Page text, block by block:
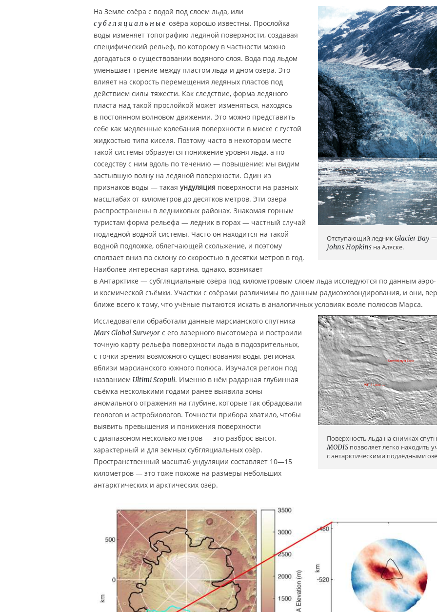
Отступающий ледникGlacier Bay —
Johns Hopkins на Аляске.
На Земле озёра с водой под слоем льда, или
субгляциальные озёра хорошо известны. Прослойка
воды изменяет топографию ледяной поверхности, создавая
специфический рельеф, по которому в частности можно
догадаться о существовании водяного слоя. Вода под льдом
уменьшает трение между пластом льда и дном озера. Это
влияет на скорость перемещения ледяных пластов под
действием силы тяжести. Как следствие, форма ледяного
пласта над такой прослойкой может изменяться, находясь
в постоянном волновом движении. Это можно представить
себе как медленные колебания поверхности в миске с густой
жидкостью типа киселя. Поэтому часто в некотором месте
такой системы образуется понижение уровня льда, а по
соседству с ним вдоль по течению — повышение: мы видим
застывшую волну на ледяной поверхности. Один из
признаков воды — такая ундуляция поверхности на разных
масштабах от километров до десятков метров. Эти озёра
распространены в ледниковых районах. Знакомая горным
туристам форма рельефа — ледник в горах — частный случай
подлёдной водной системы. Часто он находится на такой
водной подложке, облегчающей скольжение, и поэтому
сползает вниз по склону со скоростью в десятки метров в год.
Наиболее интересная картина, однако, возникает
в Антарктике — субгляциальные озёра под километровым слоем льда исследуются по данным аэро-
и космической съёмки. Участки с озёрами различимы по данным радиоэхозондирования, и они,
ближе всего к тому, что учёные пытаются искать в аналогичных условиях возле полюсов Марса.
Поверхность льда на снимках
MODIS позволяет легко находить
с антарктическими подлёдными
Исследователи обработали данные марсианского спутника
Mars Global Surveyor с его лазерного высотомера и построили
точную карту рельефа поверхности льда в подозрительных,
с точки зрения возможного существования воды, регионах
вблизи марсианского южного полюса. Изучался регион под
названием Ultimi Scopuli. Именно в нём радарная глубинная
съёмка несколькими годами ранее выявила зоны
аномального отражения на глубине, которые так обрадовали
геологов и астробиологов. Точности прибора хватило, чтобы
выявить превышения и понижения поверхности
с диапазоном несколько метров — это разброс высот,
характерный и для земных субгляциальных озёр.
Пространственный масштаб ундуляции составляет 10—15
километров — это тоже похоже на размеры небольших
антарктических и арктических озёр.